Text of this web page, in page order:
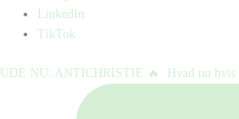
LinkedIn
TikTok
UDE NU: ANTICHRISTIE 🔥⁠ ⁠ Hvad nu hvis